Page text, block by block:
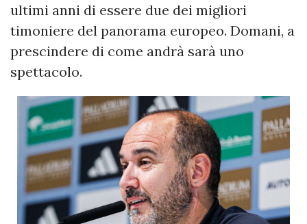
ultimi anni di essere due dei migliori
timoniere del panorama europeo. Domani, a
prescindere di come andrà sarà uno
spettacolo.